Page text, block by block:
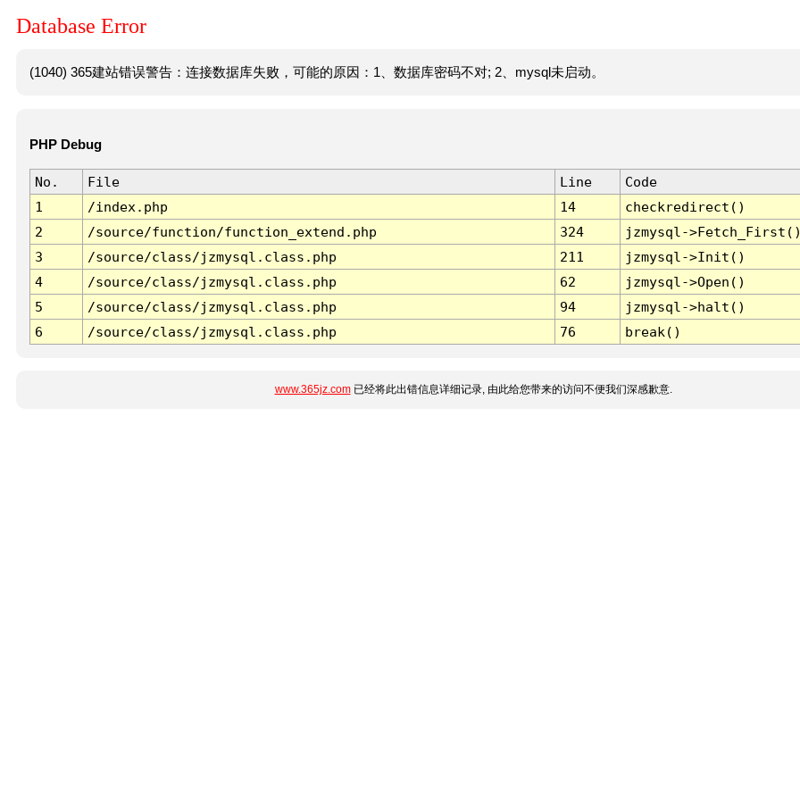
Database Error
(1040) 365建站错误警告：连接数据库失败，可能的原因：1、数据库密码不对; 2、mysql未启动。
PHP Debug
No. File Line
Code
1
/index.php 14
checkredirect()
2
/source/function/function_extend.php 324
jzmysql-
3
/source/class/jzmysql.class.php 211
jzmysql->Init()
4
/source/class/jzmysql.class.php 62
jzmysql->Open()
5
/source/class/jzmysql.class.php 94
jzmysql->halt()
6
/source/class/jzmysql.class.php 76 break()
www.365jz.com已经将此出错信息详细记录, 由此给您带来的访问不便我们深感歉意.